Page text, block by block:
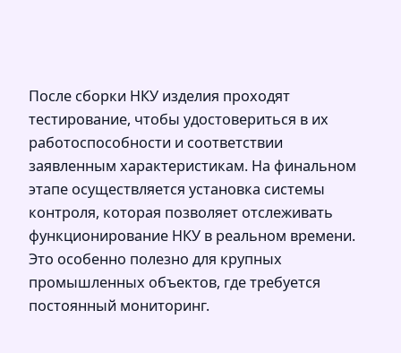
После сборки НКУ изделия проходят
тестирование, чтобы удостовериться в их
работоспособности и соответствии
заявленным характеристикам. На финальном
этапе осуществляется установка системы
контроля, которая позволяет отслеживать
функционирование НКУ в реальном времени.
Это особенно полезно для крупных
промышленных объектов, где требуется
постоянный мониторинг.